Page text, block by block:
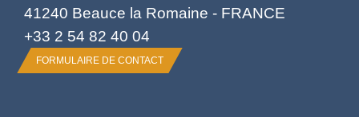
41240 Beauce la Romaine - FRANCE
+33 2 54 82 40 04
FORMULAIRE DE CONTACT